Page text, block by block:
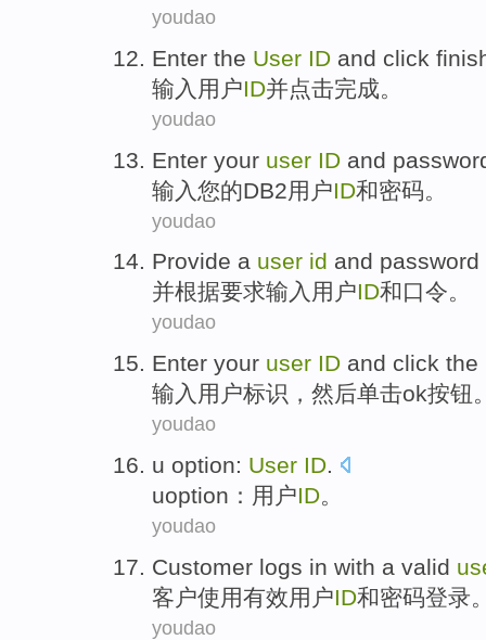
youdao
Enter the User ID and click
输入 用户ID并点击完成。
youdao
Enter your user ID and
输入 您的DB2用户ID和密码 。
youdao
Provide a user id and password
并根据要求输入 用户ID和口令。
youdao
Enter your user ID and click the
输入 用户标识 ， 然后单击ok按钮
youdao
u option: User ID.
uoption ： 用户ID。
youdao
Customer logs in with a valid
客户使用有效用户ID和密码登录
youdao